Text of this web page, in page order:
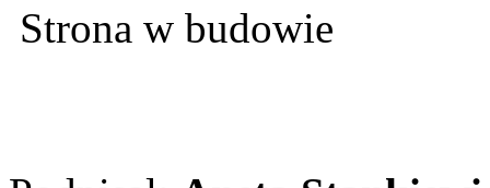
Strona w budowie